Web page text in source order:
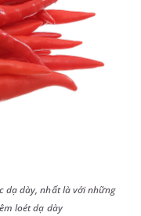
dạ dày, nhất là với những
loét dạ dày